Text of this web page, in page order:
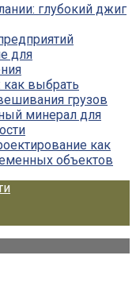
глубокий джиг
для
выбрать
грузов
минерал для
как
объектов